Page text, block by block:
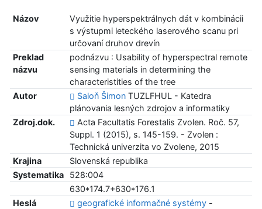
Názov
Využitie hyperspektrálnych dát v kombinácii
s výstupmi leteckého laserového scanu pri
určovaní druhov drevín
Preklad
názvu
podnázvu : Usability of hyperspectral remote
sensing materials in determining the
characteristities of the tree
Autor
Saloň ŠimonTUZLFHUL - Katedra
plánovania lesných zdrojov a informatiky
Zdroj.dok.
Acta Facultatis Forestalis Zvolen. Roč. 57,
Suppl. 1 (2015), s. 145-159. - Zvolen :
Technická univerzita vo Zvolene, 2015
Krajina
Slovenská republika
Systematika
528:004
630*174.7+630*176.1
Heslá
geografické informačné systémy-